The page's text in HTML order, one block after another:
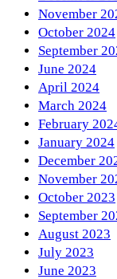
November
October 2024
September
June 2024
April 2024
March 2024
February
January 2024
December
November
October 2023
September
August 2023
July 2023
June 2023